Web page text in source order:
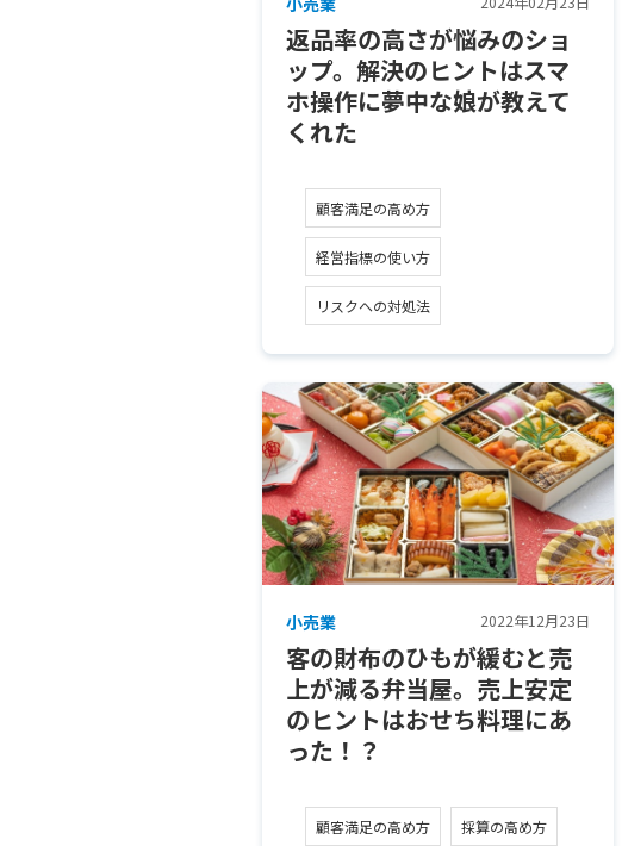
返品率の高さが悩みのショ
ップ。解決のヒントはスマ
ホ操作に夢中な娘が教えて
くれた
顧客満足の高め方
経営指標の使い方
リスクへの対処法
小売業 2022年12月23日
客の財布のひもが緩むと売
上が減る弁当屋。売上安定
のヒントはおせち料理にあ
った！？
顧客満足の高め方 採算の高め方